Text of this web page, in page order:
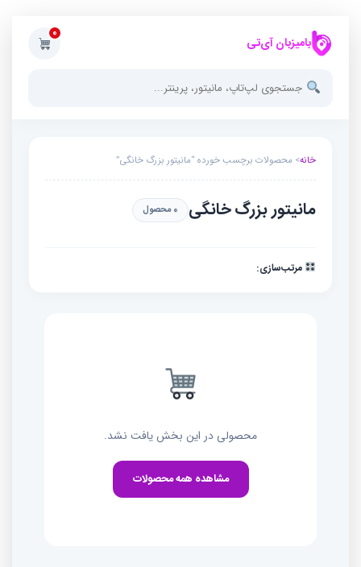
بامیزبان آی‌تی
0
خانه> محصولات برچسب خورده “مانیتور بزرگ خانگی”
مانیتور بزرگ خانگی 0 محصول
مرتب‌سازی:
محصولی در این بخش یافت نشد.
مشاهده همه محصولات